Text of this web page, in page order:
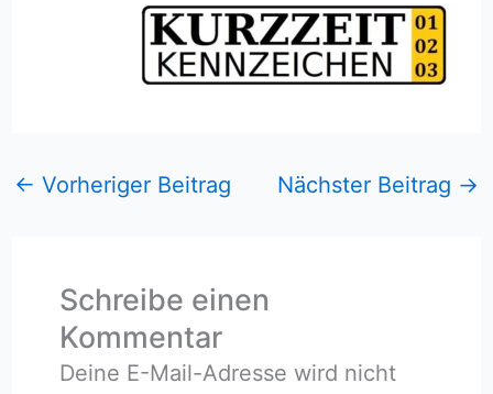
← Vorheriger Beitrag Nächster Beitrag →
Schreibe einen
Kommentar
Deine E-Mail-Adresse wird nicht